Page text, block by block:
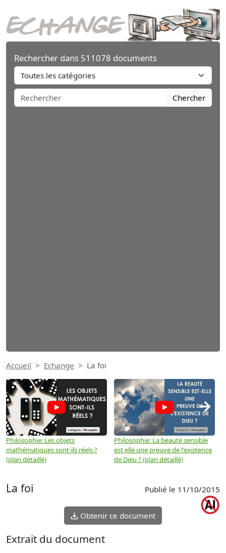
Rechercher dans 511078 documents
Chercher
Accueil Echange La foi
Philosophie: Les objets
mathématiques sont-ils réels ?
(plan détaillé)
Philosophie: La beauté sensible
est elle une preuve de l'existence
de Dieu ? (plan détaillé)
→
La foi Publié le 11/10/2015
Obtenir ce document
Extrait du document